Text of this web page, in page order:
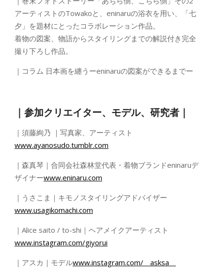
アーティストのTowakoと、eninaruの浴衣を用い、「七
夕」を題材にとったコラボレーション作品。
着物の図案、物語からスタイリングまでの解説付き完全
撮り下ろし作品。
｜コラム 日本画を纏うーeninaruの図案ができるまでー
｜参加クリエイター、モデル、研究者｜
｜須藤絢乃 ｜写真家、アーティスト
www.ayanosudo.tumblr.com
｜森真琴｜合同会社森林堂代表・着物ブランドeninaruデ
ザイナーwww.eninaru.com
｜うさこま｜キモノスタイリングアドバイザー
www.usagikomachi.com
｜Alice saito / to-shi｜ヘアメイクアーティスト
www.instagram.com/giyorui
｜アスカ｜モデルwww.instagram.com/__asksa__